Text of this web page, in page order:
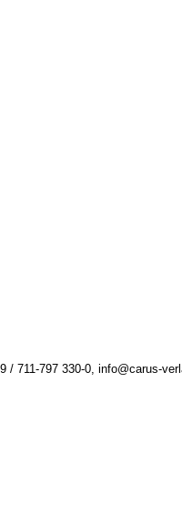
/ 711-797 330-0, info@carus-